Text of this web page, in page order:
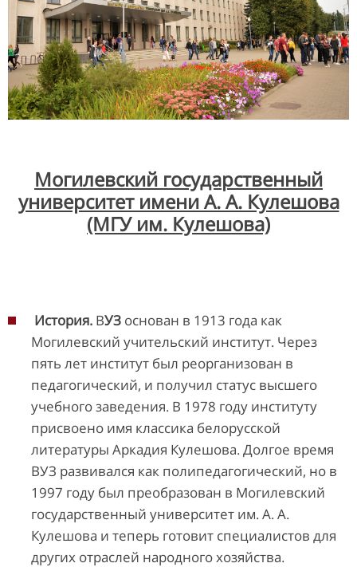
Могилевский государственный
университет имени А. А. Кулешова
(МГУ им. Кулешова)
История. ВУЗ основан в 1913 года как
Могилевский учительский институт. Через
пять лет институт был реорганизован в
педагогический, и получил статус высшего
учебного заведения. В 1978 году институту
присвоено имя классика белорусской
литературы Аркадия Кулешова. Долгое время
ВУЗ развивался как полипедагогический, но в
1997 году был преобразован в Могилевский
государственный университет им. А. А.
Кулешова и теперь готовит специалистов для
других отраслей народного хозяйства.